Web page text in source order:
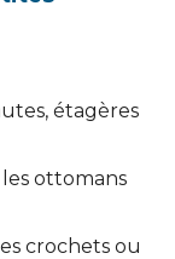
étagères
ottomans
crochets ou